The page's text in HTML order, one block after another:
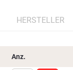
HERSTELLER
Anz.